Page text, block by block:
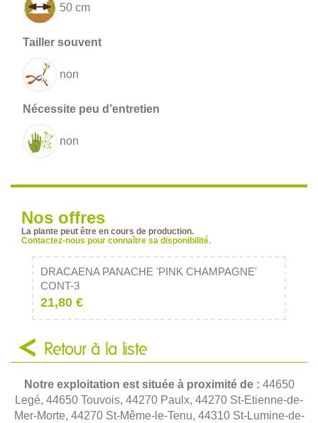
50 cm
non
non
Nos offres
La plante peut être en cours de production.
Contactez-nous pour connaître sa disponibilité.
DRACAENA PANACHE 'PINK CHAMPAGNE'
CONT-3
21,80 €
Retour à la liste
Notre exploitation est située à proximité de : 44650
Legé, 44650 Touvois, 44270 Paulx, 44270 St-Etienne-de-
Mer-Morte, 44270 St-Même-le-Tenu, 44310 St-Lumine-de-